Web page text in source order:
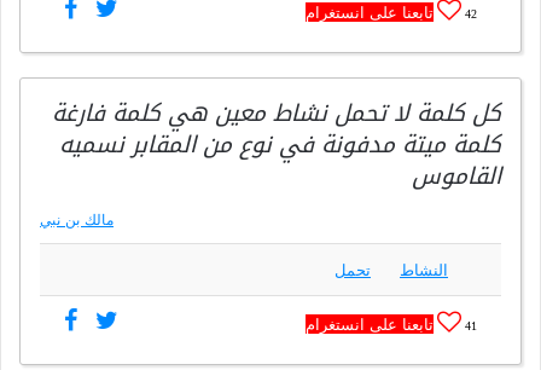
42 تابعنا على انستغرام
كل كلمة لا تحمل نشاط معين هي كلمة فارغة
كلمة ميتة مدفونة في نوع من المقابر نسميه
القاموس
مالك بن نبي
النشاط تحمل
41 تابعنا على انستغرام